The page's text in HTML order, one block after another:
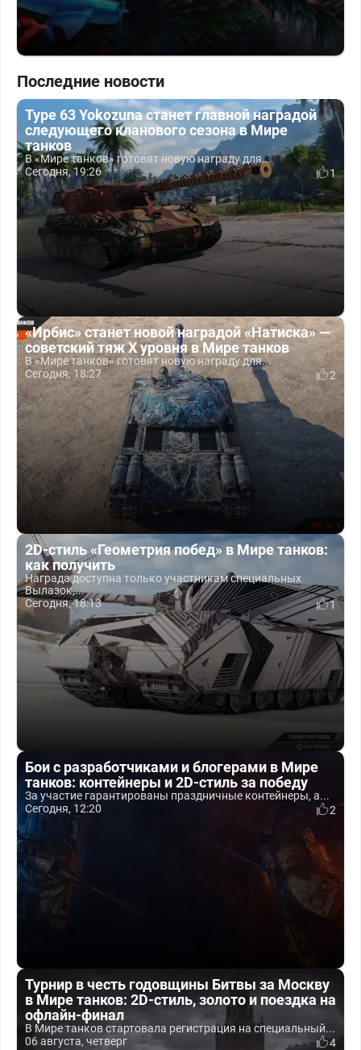
Последние новости
Type 63 Yokozuna станет главной наградой
следующего кланового сезона в Мире
танков
В «Мире танков» готовят новую награду для...
Сегодня, 19:26
1
«Ирбис» станет новой наградой «Натиска» —
советский тяж X уровня в Мире танков
В «Мире танков» готовят новую награду для...
Сегодня, 18:27
2
2D-стиль «Геометрия побед» в Мире танков:
как получить
Награда доступна только участникам специальных
Вылазок,...
Сегодня, 18:13
1
Бои с разработчиками и блогерами в Мире
танков: контейнеры и 2D-стиль за победу
За участие гарантированы праздничные контейнеры, а...
Сегодня, 12:20
2
Турнир в честь годовщины Битвы за Москву
в Мире танков: 2D-стиль, золото и поездка на
офлайн-финал
В Мире танков стартовала регистрация на специальный...
06 августа, четверг
4